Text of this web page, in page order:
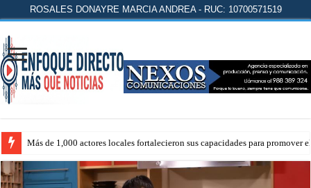
ROSALES DONAYRE MARCIA ANDREA - RUC: 10700571519
Más de 1,000 actores locales fortalecieron sus capacidades para promover